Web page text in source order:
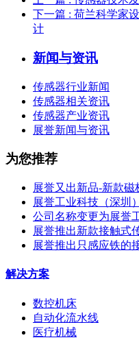
下一篇 : 荷兰科学家
计
新闻与资讯
传感器行业新闻
传感器相关资讯
传感器产业资讯
展誉新闻与资讯
为您推荐
展誉又出新品-新款
展誉工业科技（深圳
公司名称变更为展誉
展誉推出新款接触式
展誉推出只感应铁的
解决方案
数控机床
自动化流水线
医疗机械